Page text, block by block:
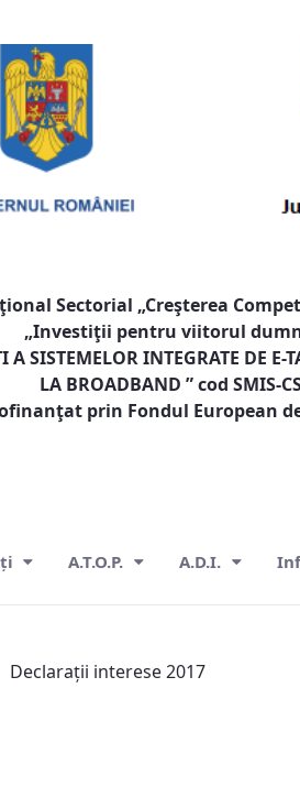
Sectorial „Creşterea
„Investiţii pentru viitorul
SISTEMELOR INTEGRATE DE
LA BROADBAND ” cod SMIS-
prin Fondul European
A.T.O.P. A.D.I.
Declarații interese 2017